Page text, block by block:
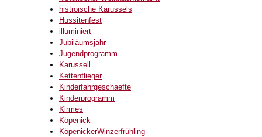
histroische Karussels
Hussitenfest
illuminiert
Jubiläumsjahr
Jugendprogramm
Karussell
Kettenflieger
Kinderfahrgeschaefte
Kinderprogramm
Kirmes
Köpenick
KöpenickerWinzerfrühling